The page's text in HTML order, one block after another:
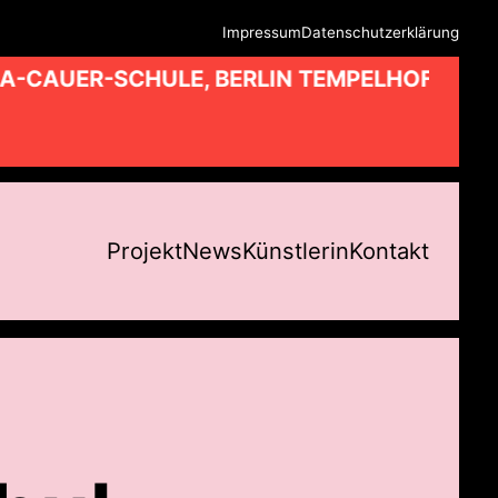
ImpressumDatenschutzerklärung
SCHULE, BERLIN TEMPELHOF //
ProjektNewsKünstlerinKontakt